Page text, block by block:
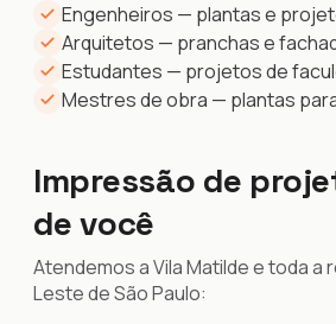
Engenheiros — plantas e
Arquitetos — pranchas e
Estudantes — projetos de
Mestres de obra — plantas
Impressão de
de você
Atendemos a Vila Matilde e toda a
Leste de São Paulo: